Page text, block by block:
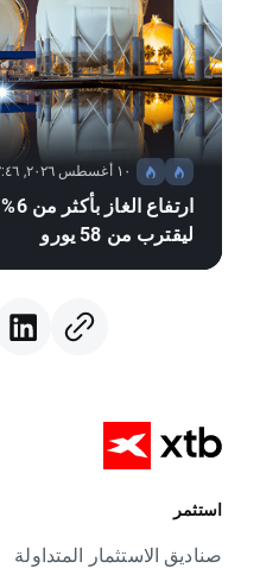
١٠ أغسطس ٢٠٢٦, ١٢:٤٦
ارتفاع الغاز بأكثر من 6%
ليقترب من 58 يورو
استثمر
صناديق الاستثمار المتداولة